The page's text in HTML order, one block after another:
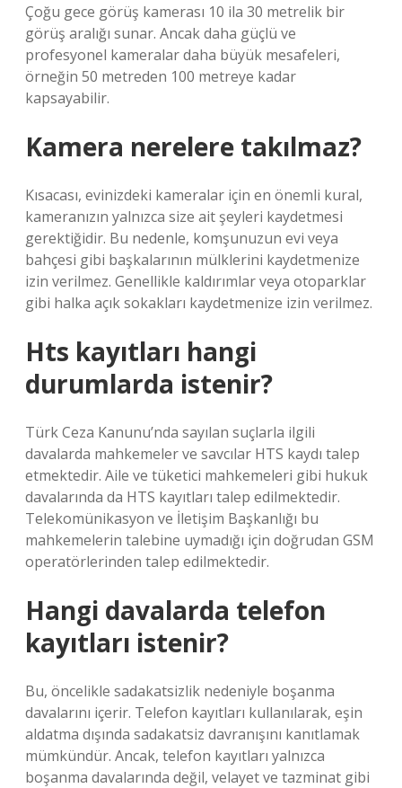
Çoğu gece görüş kamerası 10 ila 30 metrelik bir
görüş aralığı sunar. Ancak daha güçlü ve
profesyonel kameralar daha büyük mesafeleri,
örneğin 50 metreden 100 metreye kadar
kapsayabilir.
Kamera nerelere takılmaz?
Kısacası, evinizdeki kameralar için en önemli kural,
kameranızın yalnızca size ait şeyleri kaydetmesi
gerektiğidir. Bu nedenle, komşunuzun evi veya
bahçesi gibi başkalarının mülklerini kaydetmenize
izin verilmez. Genellikle kaldırımlar veya otoparklar
gibi halka açık sokakları kaydetmenize izin verilmez.
Hts kayıtları hangi
durumlarda istenir?
Türk Ceza Kanunu’nda sayılan suçlarla ilgili
davalarda mahkemeler ve savcılar HTS kaydı talep
etmektedir. Aile ve tüketici mahkemeleri gibi hukuk
davalarında da HTS kayıtları talep edilmektedir.
Telekomünikasyon ve İletişim Başkanlığı bu
mahkemelerin talebine uymadığı için doğrudan GSM
operatörlerinden talep edilmektedir.
Hangi davalarda telefon
kayıtları istenir?
Bu, öncelikle sadakatsizlik nedeniyle boşanma
davalarını içerir. Telefon kayıtları kullanılarak, eşin
aldatma dışında sadakatsiz davranışını kanıtlamak
mümkündür. Ancak, telefon kayıtları yalnızca
boşanma davalarında değil, velayet ve tazminat gibi